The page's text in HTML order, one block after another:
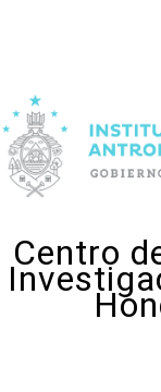
Centro